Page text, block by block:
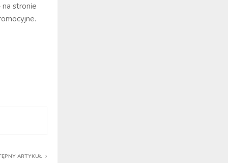
stronie
ARTYKUŁ